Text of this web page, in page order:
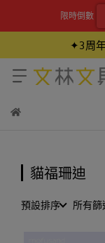
限時倒數
✦3周
貓福珊迪
預設排序 所有